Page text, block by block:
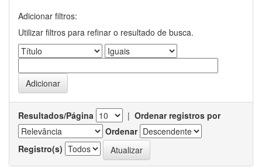
Adicionar filtros:
Utilizar filtros para refinar o resultado de busca.
Resultados/Página | Ordenar registros por
Ordenar
Registro(s)